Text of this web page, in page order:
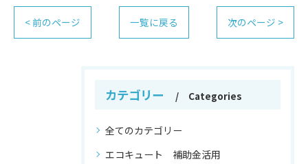
< 前のページ 一覧に戻る 次のページ >
カテゴリー Categories
全てのカテゴリー
エコキュート 補助金活用